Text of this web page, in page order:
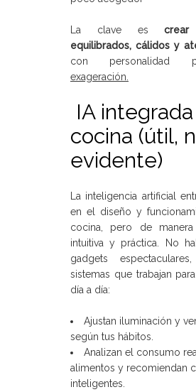
La clave escrear
equilibrados, cálidos y
con personalidad
exageración.
IA
cocina (útil,
evidente)
La inteligencia artificial
en el diseño y
cocina, pero de manera
intuitiva y práctica. No
gadgets
sistemas que trabajan
día a día:
Ajustan iluminación y
según tus hábitos.
Analizan el consumo
alimentos y recomiendan
inteligentes.